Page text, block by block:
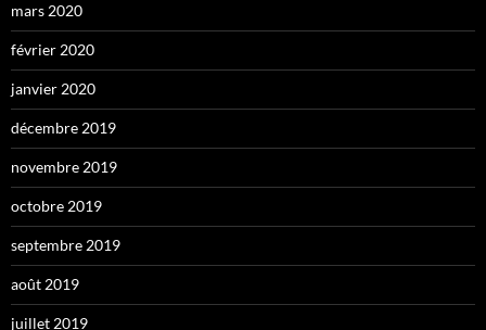
mars 2020
février 2020
janvier 2020
décembre 2019
novembre 2019
octobre 2019
septembre 2019
août 2019
juillet 2019